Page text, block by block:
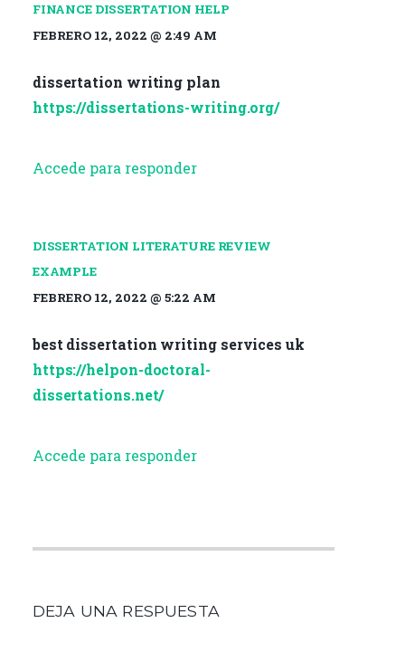
FINANCE DISSERTATION HELP
FEBRERO 12, 2022 @ 2:49 AM
dissertation writing plan
https://dissertations-writing.org/
Accede para responder
DISSERTATION LITERATURE REVIEW
EXAMPLE
FEBRERO 12, 2022 @ 5:22 AM
best dissertation writing services uk
https://helpon-doctoral-
dissertations.net/
Accede para responder
DEJA UNA RESPUESTA